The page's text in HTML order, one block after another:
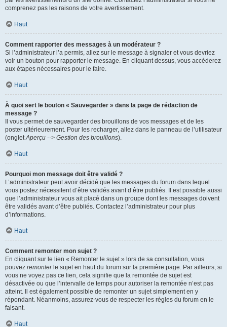
comprenez pas les raisons de votre avertissement.
Haut
Comment rapporter des messages à un modérateur ?
Si l’administrateur l’a permis, allez sur le message à signaler et vous devriez
voir un bouton pour rapporter le message. En cliquant dessus, vous accéderez
aux étapes nécessaires pour le faire.
Haut
À quoi sert le bouton « Sauvegarder » dans la page de rédaction de
message ?
Il vous permet de sauvegarder des brouillons de vos messages et de les
poster ultérieurement. Pour les recharger, allez dans le panneau de l’utilisateur
(ongletAperçu --> Gestion des brouillons).
Haut
Pourquoi mon message doit être validé ?
L’administrateur peut avoir décidé que les messages du forum dans lequel
vous postez nécessitent d’être validés avant d’être publiés. Il est possible aussi
que l’administrateur vous ait placé dans un groupe dont les messages doivent
être validés avant d’être publiés. Contactez l’administrateur pour plus
d’informations.
Haut
Comment remonter mon sujet ?
En cliquant sur le lien « Remonter le sujet » lors de sa consultation, vous
pouvez remonterle sujet en haut du forum sur la première page. Par ailleurs, si
vous ne voyez pas ce lien, cela signifie que la remontée de sujet est
désactivée ou que l’intervalle de temps pour autoriser la remontée n’est pas
atteint. Il est également possible de remonter un sujet simplement en y
répondant. Néanmoins, assurez-vous de respecter les règles du forum en le
faisant.
Haut